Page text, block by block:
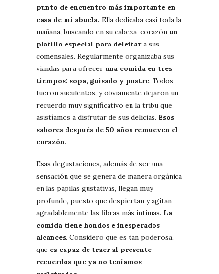
punto de encuentro más importante en
casa de mi abuela. Ella dedicaba casi toda la
mañana, buscando en su cabeza-corazón un
platillo especial para deleitara sus
comensales. Regularmente organizaba sus
viandas para ofrecer una comida en tres
tiempos: sopa, guisado y postre. Todos
fueron suculentos, y obviamente dejaron un
recuerdo muy significativo en la tribu que
asistíamos a disfrutar de sus delicias. Esos
sabores después de 50 años remueven el
corazón.
Esas degustaciones, además de ser una
sensación que se genera de manera orgánica
en las papilas gustativas, llegan muy
profundo, puesto que despiertan y agitan
agradablemente las fibras más íntimas. La
comida tiene hondos e inesperados
alcances. Considero que es tan poderosa,
que es capaz de traer al presente
recuerdos que ya no teníamos